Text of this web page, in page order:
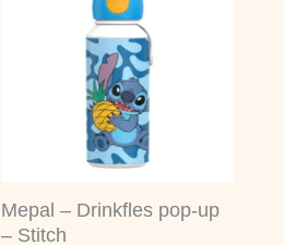
Mepal – Drinkfles pop-up
– Stitch